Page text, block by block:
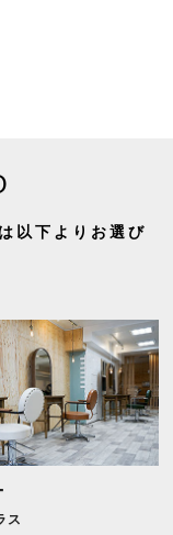
以下よりお選び
ス